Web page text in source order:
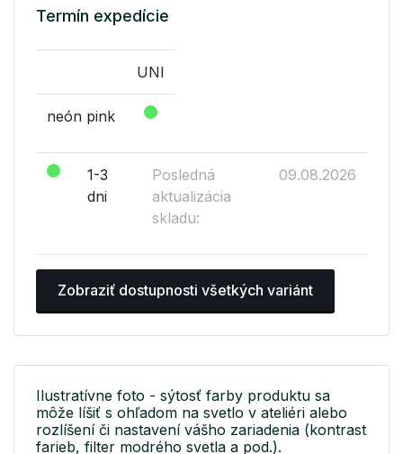
Termín expedície
UNI
neón pink
1-3
dni
Posledná
aktualizácia
skladu:
09.08.2026
Zobraziť dostupnosti všetkých variánt
Ilustratívne foto - sýtosť farby produktu sa
môže líšiť s ohľadom na svetlo v ateliéri alebo
rozlíšení či nastavení vášho zariadenia (kontrast
farieb, filter modrého svetla a pod.).